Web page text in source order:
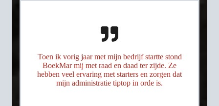
Toen ik vorig jaar met mijn bedrijf startte stond
BoekMar mij met raad en daad ter zijde. Ze
hebben veel ervaring met starters en zorgen dat
mijn administratie tiptop in orde is.